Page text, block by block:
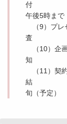
付 令
午後5時まで
（9）プレ
査 令
（10）企
知 令
（11）契
結
旬（予定）